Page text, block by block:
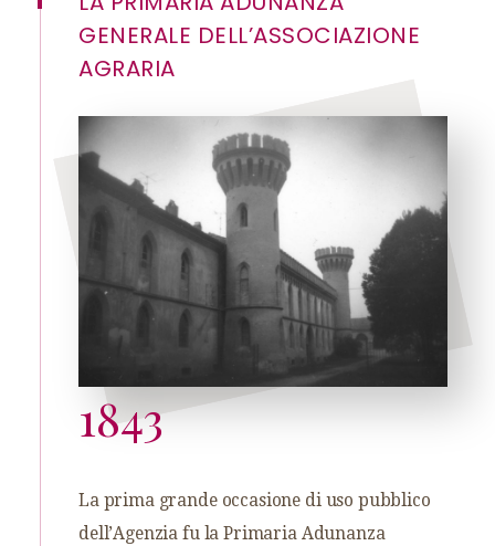
1843
La prima grande occasione di uso pubblico
dell’Agenzia fu la Primaria Adunanza